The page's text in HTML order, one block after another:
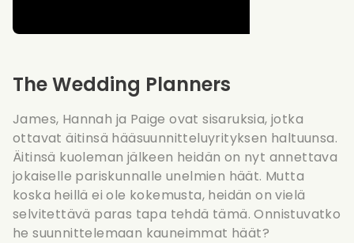
The Wedding Planners
James, Hannah ja Paige ovat sisaruksia, jotka
ottavat äitinsä hääsuunnitteluyrityksen haltuunsa.
Äitinsä kuoleman jälkeen heidän on nyt annettava
jokaiselle pariskunnalle unelmien häät. Mutta
koska heillä ei ole kokemusta, heidän on vielä
selvitettävä paras tapa tehdä tämä. Onnistuvatko
he suunnittelemaan kauneimmat häät?